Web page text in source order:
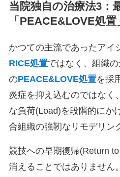
当院独自の治療法3：
「PEACE&LOVE処
かつての主流であったアイ
RICE処置ではなく、組織
のPEACE&LOVE処置を採
炎症を抑え込むのではなく
な負荷(Load)を段階的にか
合組織の強靭なリモデリン
競技への早期復帰(Return
消えることではありません